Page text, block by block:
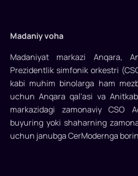
Madaniy voha
Madaniyat markazi Anqara,
Prezidentlik simfonik orkestri
kabi muhim binolarga ham
uchun Anqara qal'asi va
markazidagi zamonaviy CSO
buyuring yoki shaharning
uchun janubga CerModernga